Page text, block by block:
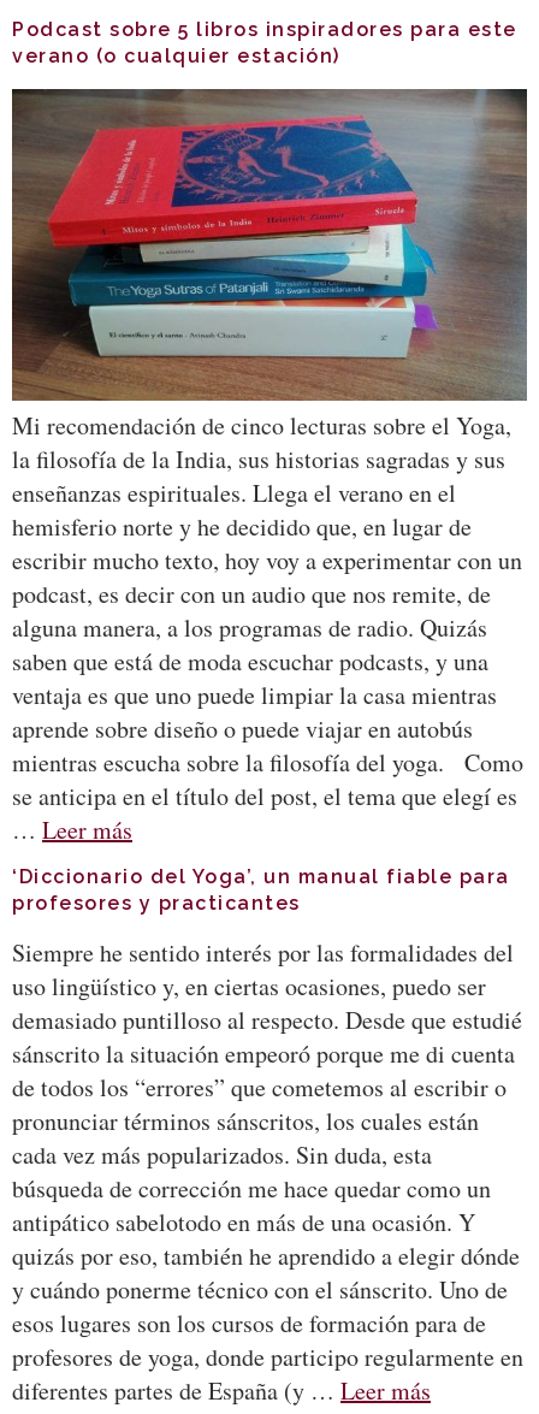
Podcast sobre 5 libros inspiradores para este
verano (o cualquier estación)
Mi recomendación de cinco lecturas sobre el Yoga,
la filosofía de la India, sus historias sagradas y sus
enseñanzas espirituales. Llega el verano en el
hemisferio norte y he decidido que, en lugar de
escribir mucho texto, hoy voy a experimentar con un
podcast, es decir con un audio que nos remite, de
alguna manera, a los programas de radio. Quizás
saben que está de moda escuchar podcasts, y una
ventaja es que uno puede limpiar la casa mientras
aprende sobre diseño o puede viajar en autobús
mientras escucha sobre la filosofía del yoga. Como
se anticipa en el título del post, el tema que elegí es
… Leer más
‘Diccionario del Yoga’, un manual fiable para
profesores y practicantes
Siempre he sentido interés por las formalidades del
uso lingüístico y, en ciertas ocasiones, puedo ser
demasiado puntilloso al respecto. Desde que estudié
sánscrito la situación empeoró porque me di cuenta
de todos los “errores” que cometemos al escribir o
pronunciar términos sánscritos, los cuales están
cada vez más popularizados. Sin duda, esta
búsqueda de corrección me hace quedar como un
antipático sabelotodo en más de una ocasión. Y
quizás por eso, también he aprendido a elegir dónde
y cuándo ponerme técnico con el sánscrito. Uno de
esos lugares son los cursos de formación para de
profesores de yoga, donde participo regularmente en
diferentes partes de España (y … Leer más